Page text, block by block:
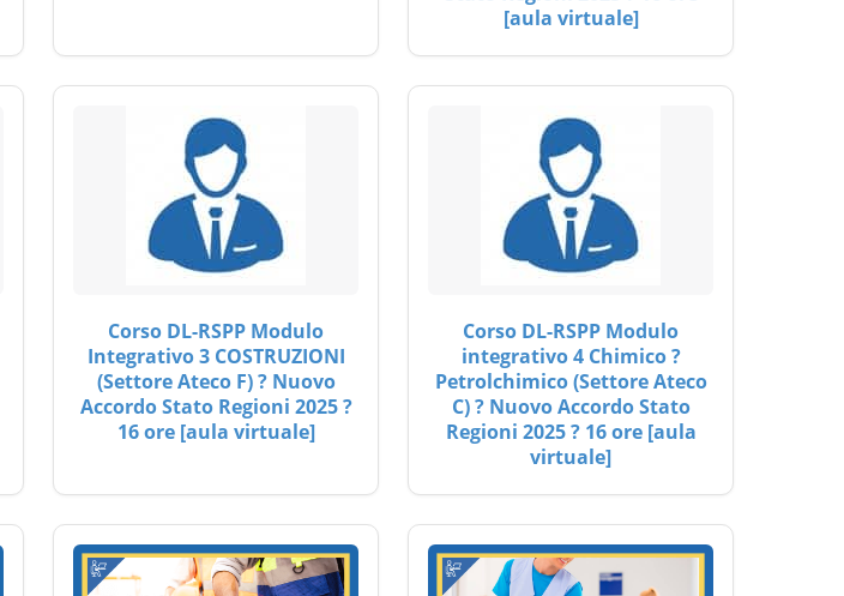
[aula virtuale]
Corso DL-RSPP Modulo
Integrativo 3 COSTRUZIONI
(Settore Ateco F) ? Nuovo
Accordo Stato Regioni 2025 ?
16 ore [aula virtuale]
Corso DL-RSPP Modulo
integrativo 4 Chimico ?
Petrolchimico (Settore Ateco
C) ? Nuovo Accordo Stato
Regioni 2025 ? 16 ore [aula
virtuale]